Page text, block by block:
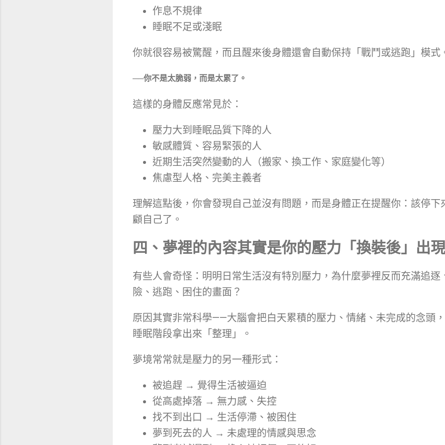
作息不規律
睡眠不足或淺眠
你就很容易被驚醒，而且醒來後身體還會自動保持「戰鬥或逃跑」模式
──你不是太脆弱，而是太累了。
這樣的身體反應常見於：
壓力大到睡眠品質下降的人
敏感體質、容易緊張的人
近期生活突然變動的人（搬家、換工作、家庭變化等）
焦慮型人格、完美主義者
理解這點後，你會發現自己並沒有問題，而是身體正在提醒你：該停下
顧自己了。
四、夢裡的內容其實是你的壓力「換裝後」出現
有些人會奇怪：明明日常生活沒有特別壓力，為什麼夢裡反而充滿追逐
險、逃跑、困住的畫面？
原因其實非常科學——大腦會把白天累積的壓力、情緒、未完成的念頭
睡眠階段拿出來「整理」。
夢境常常就是壓力的另一種形式：
被追趕 → 覺得生活被逼迫
從高處掉落 → 無力感、失控
找不到出口 → 生活停滯、被困住
夢到死去的人 → 未處理的情感與思念